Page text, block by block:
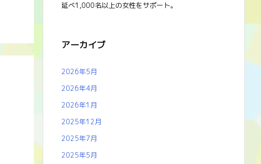
延べ1,000名以上の女性をサポート。
アーカイブ
2026年5月
2026年4月
2026年1月
2025年12月
2025年7月
2025年5月